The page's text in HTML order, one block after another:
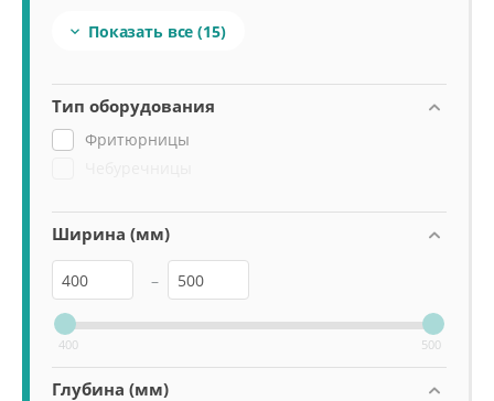
+90...+220
200
 Показать все (15)
Тип оборудования
Фритюрницы
Ширина (мм)
–
400 500
Глубина (мм)